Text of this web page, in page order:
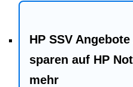
Web
Business
HP SSV
sparen auf HP
mehr